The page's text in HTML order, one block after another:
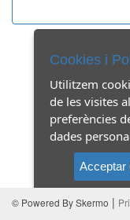
© Powered By Skermo |
Cookies i
Utilitzem
de les visites
preferències
dades
Acceptar